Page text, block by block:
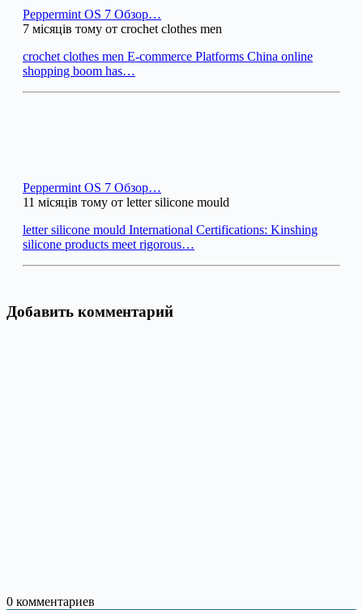
Peppermint OS 7 Обзор…
7 місяців тому от crochet clothes men
crochet clothes men E-commerce Platforms China online
shopping boom has…
Peppermint OS 7 Обзор…
11 місяців тому от letter silicone mould
letter silicone mould International Certifications: Kinshing
silicone products meet rigorous…
Добавить комментарий
0 комментариев